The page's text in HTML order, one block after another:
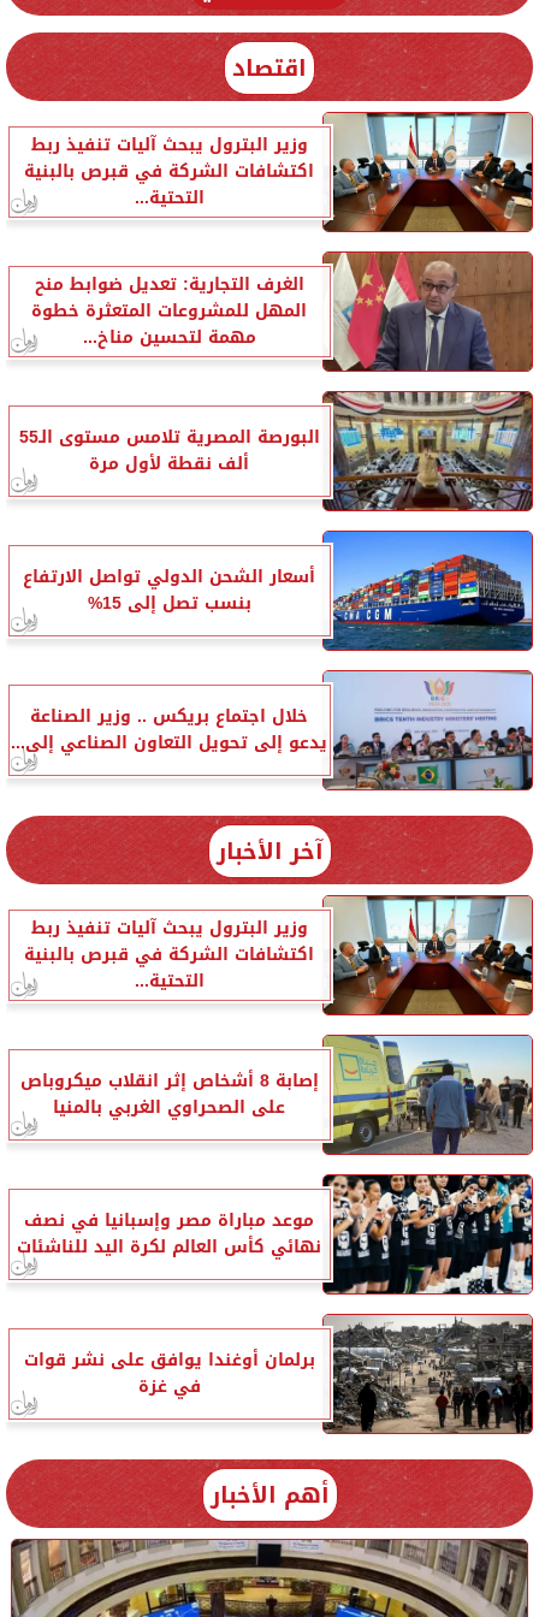
اقتصاد
وزير البترول يبحث آليات تنفيذ ربط
اكتشافات الشركة في قبرص بالبنية
التحتية...
الغرف التجارية: تعديل ضوابط منح
المهل للمشروعات المتعثرة خطوة
مهمة لتحسين مناخ...
البورصة المصرية تلامس مستوى الـ55
ألف نقطة لأول مرة
أسعار الشحن الدولي تواصل الارتفاع
بنسب تصل إلى 15%
خلال اجتماع بريكس .. وزير الصناعة
يدعو إلى تحويل التعاون الصناعي إلى...
آخر الأخبار
وزير البترول يبحث آليات تنفيذ ربط
اكتشافات الشركة في قبرص بالبنية
التحتية...
إصابة 8 أشخاص إثر انقلاب ميكروباص
على الصحراوي الغربي بالمنيا
موعد مباراة مصر وإسبانيا في نصف
نهائي كأس العالم لكرة اليد للناشئات
برلمان أوغندا يوافق على نشر قوات
في غزة
أهم الأخبار